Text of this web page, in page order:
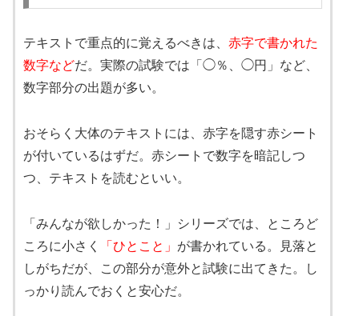
テキストで重点的に覚えるべきは、 赤字で書かれた
数字などだ。実際の試験では「◯％、◯円」など、
数字部分の出題が多い。
おそらく大体のテキストには、赤字を隠す赤シート
が付いているはずだ。赤シートで数字を暗記しつ
つ、テキストを読むといい。
「みんなが欲しかった！」シリーズでは、ところど
ころに小さく
「ひとこと」 が書かれている。見落と
しがちだが、この部分が意外と試験に出てきた。し
っかり読んでおくと安心だ。